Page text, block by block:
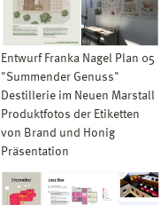
Entwurf Franka Nagel Plan 05
"Summender Genuss"
Destillerie im Neuen Marstall
Produktfotos der Etiketten
von Brand und Honig
Präsentation